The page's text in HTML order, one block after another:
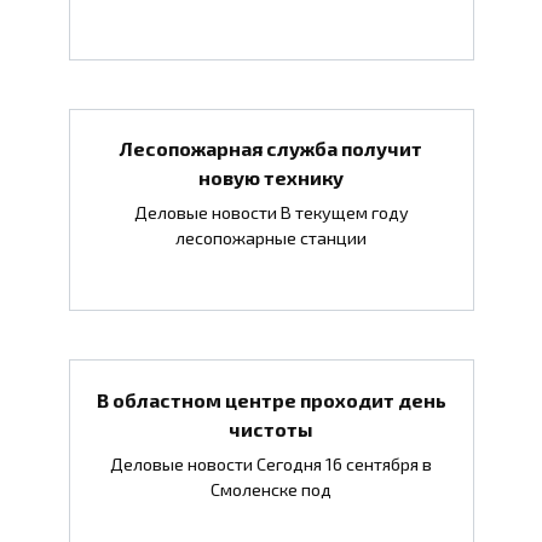
Лесопожарная служба получит
новую технику
Деловые новости В текущем году
лесопожарные станции
В областном центре проходит день
чистоты
Деловые новости Сегодня 16 сентября в
Смоленске под